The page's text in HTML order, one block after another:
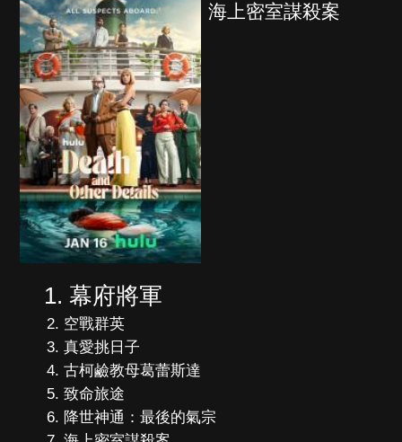
海上密室謀殺案
幕府將軍
空戰群英
真愛挑日子
古柯鹼教母葛蕾斯達
致命旅途
降世神通：最後的氣宗